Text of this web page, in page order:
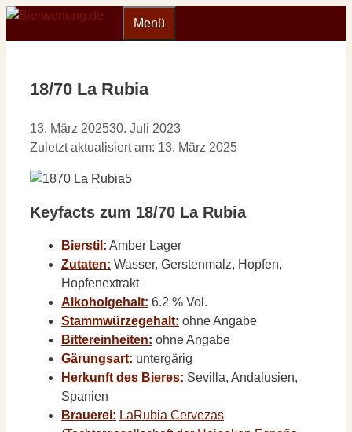
Zum
Menü
18/70 La Rubia
13. März 202530. Juli 2023
Zuletzt aktualisiert am: 13. März 2025
Keyfacts zum 18/70 La Rubia
Bierstil: Amber Lager
Zutaten: Wasser, Gerstenmalz, Hopfen,
Hopfenextrakt
Alkoholgehalt: 6.2 % Vol.
Stammwürzegehalt: ohne Angabe
Bittereinheiten: ohne Angabe
Gärungsart: untergärig
Herkunft des Bieres: Sevilla, Andalusien,
Spanien
Brauerei: LaRubia Cervezas